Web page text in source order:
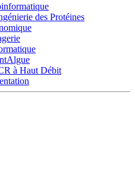
des Protéines
à Haut Débit